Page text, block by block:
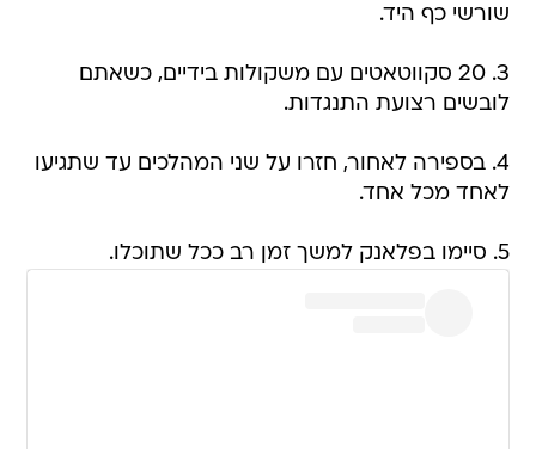
שורשי כף היד.
3. 20 סקווטאטים עם משקולות בידיים, כשאתם
לובשים רצועת התנגדות.
4. בספירה לאחור, חזרו על שני המהלכים עד שתגיעו
לאחד מכל אחד.
5. סיימו בפלאנק למשך זמן רב ככל שתוכלו.